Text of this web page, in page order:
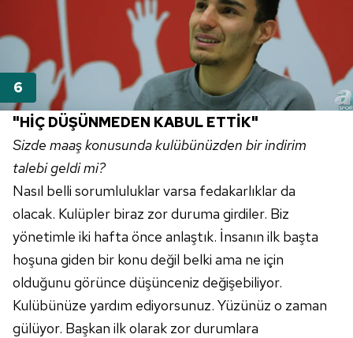
"HİÇ DÜŞÜNMEDEN KABUL ETTİK"
Sizde maaş konusunda kulübünüzden bir indirim
talebi geldi mi?
Nasıl belli sorumluluklar varsa fedakarlıklar da
olacak. Kulüpler biraz zor duruma girdiler. Biz
yönetimle iki hafta önce anlaştık. İnsanın ilk başta
hoşuna giden bir konu değil belki ama ne için
olduğunu görünce düşünceniz değişebiliyor.
Kulübünüze yardım ediyorsunuz. Yüzünüz o zaman
gülüyor. Başkan ilk olarak zor durumlara